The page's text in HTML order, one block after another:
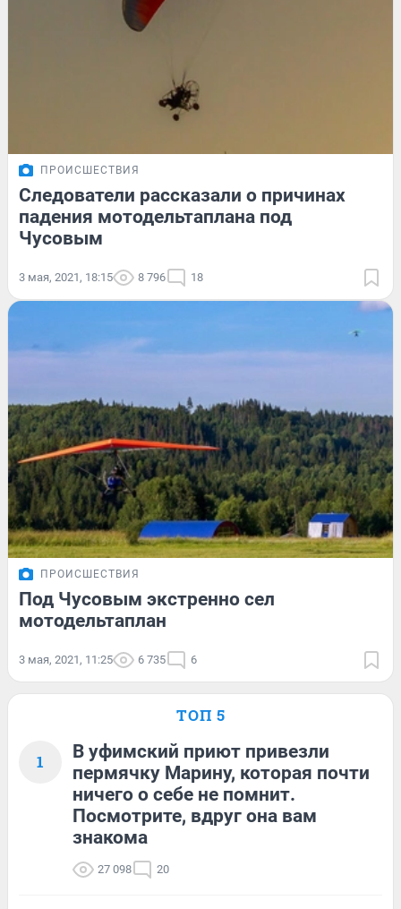
ПРОИСШЕСТВИЯ
Следователи рассказали о причинах
падения мотодельтаплана под
Чусовым
3 мая, 2021, 18:15 8 796 18
ПРОИСШЕСТВИЯ
Под Чусовым экстренно сел
мотодельтаплан
3 мая, 2021, 11:25 6 735 6
ТОП 5
1
В уфимский приют привезли
пермячку Марину, которая почти
ничего о себе не помнит.
Посмотрите, вдруг она вам
знакома
27 098 20